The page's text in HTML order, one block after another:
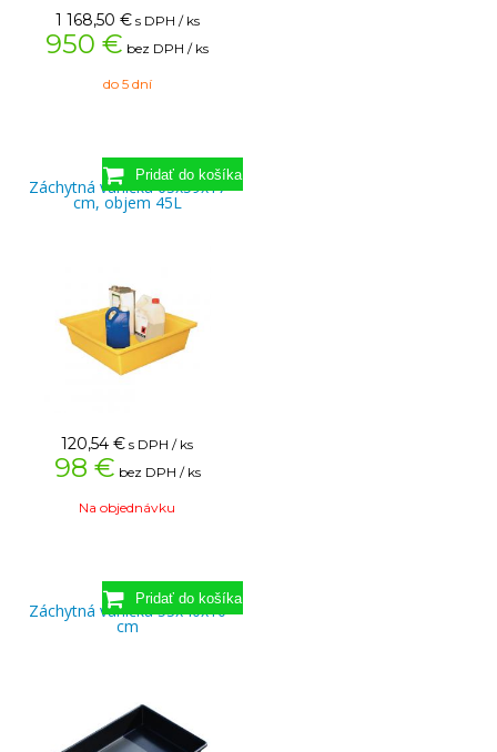
1 168,50 € s DPH / ks
950 € bez DPH / ks
do 5 dní
Záchytná vanička 63x59x17
cm, objem 45L
120,54 € s DPH / ks
98 € bez DPH / ks
Na objednávku
Záchytná vanička 53x40x10
cm